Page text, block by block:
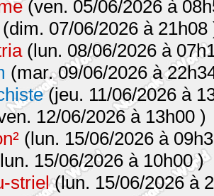
(ven. 05/06/2026 à
(dim. 07/06/2026 à 21h08
(lun. 08/06/2026 à
(mar. 09/06/2026 à
(jeu. 11/06/2026 à
12/06/2026 à 13h00 )
(lun. 15/06/2026 à
15/06/2026 à 10h00 )
striel(lun. 15/06/2026 à